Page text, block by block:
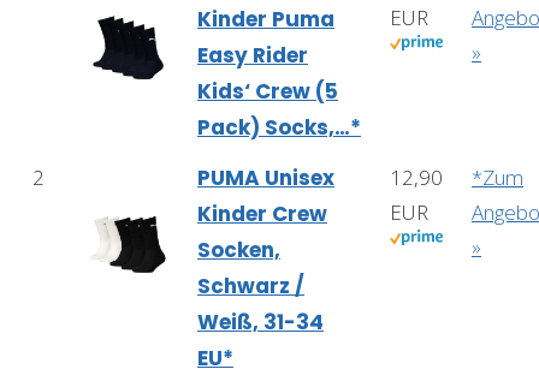
Kinder Puma
Easy Rider
Kids‘ Crew (5
Pack) Socks,…*
EUR
»
2
PUMA Unisex
Kinder Crew
Socken,
Schwarz /
Weiß, 31-34
EU*
12,90
EUR
*Zum
»